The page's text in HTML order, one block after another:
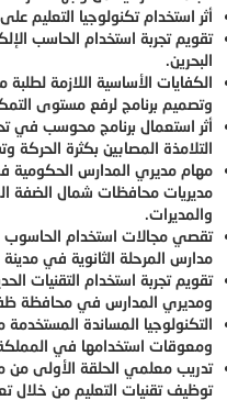
أثر استخدام تكنولوجيا التعليم
تقويم تجربة استخدام الحاسب
البحرين.
الكفايات الأساسية اللازمة
وتصميم برنامج لرفع مستوى
أثر استعمال برنامج محوسب في
التلامذة المصابين بكثرة الحركة
مهام مديري المدارس الحكومية
مديريات محافظات شمال الضفة
والمديرات.
تقصي مجالات استخدام
مدارس المرحلة الثانوية في
تقويم تجربة استخدام التقنيات
ومديري المدارس في محافظة
التكنولوجيا المساندة
ومعوقات استخدامها في المملكة
تدريب معلمي الحلقة الأولى من
توظيف تقنيات التعليم من